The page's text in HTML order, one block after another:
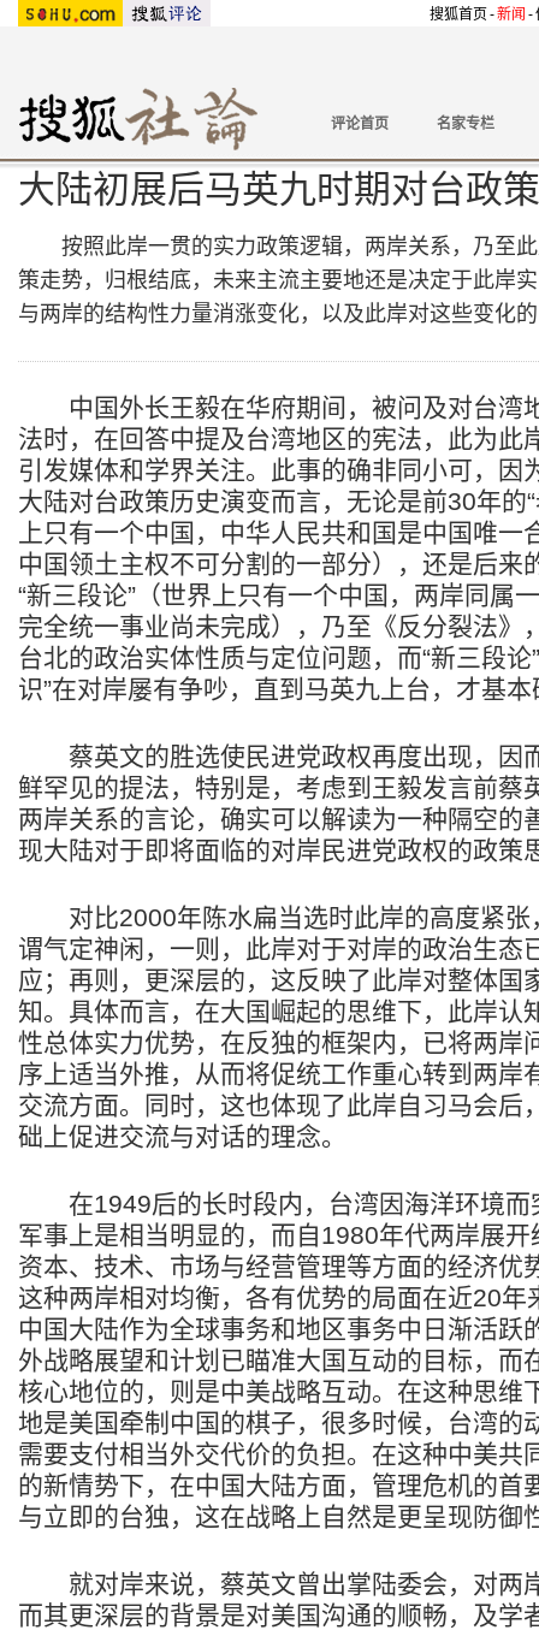
搜狐首页 -新闻 -
评论首页 名家专栏
大陆初展后马英九时期对台政策
按照此岸一贯的实力政策逻辑，两岸关系，乃至此
策走势，归根结底，未来主流主要地还是决定于此岸
与两岸的结构性力量消涨变化，以及此岸对这些变化
中国外长王毅在华府期间，被问及对台湾
法时，在回答中提及台湾地区的宪法，此为此
引发媒体和学界关注。此事的确非同小可，因
大陆对台政策历史演变而言，无论是前30年的
上只有一个中国，中华人民共和国是中国唯一
中国领土主权不可分割的一部分），还是后来
“新三段论”（世界上只有一个中国，两岸同属
完全统一事业尚未完成），乃至《反分裂法》
台北的政治实体性质与定位问题，而“新三段论
识”在对岸屡有争吵，直到马英九上台，才基本
蔡英文的胜选使民进党政权再度出现，因
鲜罕见的提法，特别是，考虑到王毅发言前蔡
两岸关系的言论，确实可以解读为一种隔空的
现大陆对于即将面临的对岸民进党政权的政策
对比2000年陈水扁当选时此岸的高度紧张
谓气定神闲，一则，此岸对于对岸的政治生态
应；再则，更深层的，这反映了此岸对整体国
知。具体而言，在大国崛起的思维下，此岸认
性总体实力优势，在反独的框架内，已将两岸
序上适当外推，从而将促统工作重心转到两岸
交流方面。同时，这也体现了此岸自习马会后
础上促进交流与对话的理念。
在1949后的长时段内，台湾因海洋环境而
军事上是相当明显的，而自1980年代两岸展
资本、技术、市场与经营管理等方面的经济优
这种两岸相对均衡，各有优势的局面在近20年
中国大陆作为全球事务和地区事务中日渐活跃
外战略展望和计划已瞄准大国互动的目标，而
核心地位的，则是中美战略互动。在这种思维
地是美国牵制中国的棋子，很多时候，台湾的
需要支付相当外交代价的负担。在这种中美共
的新情势下，在中国大陆方面，管理危机的首
与立即的台独，这在战略上自然是更呈现防御
就对岸来说，蔡英文曾出掌陆委会，对两
而其更深层的背景是对美国沟通的顺畅，及学